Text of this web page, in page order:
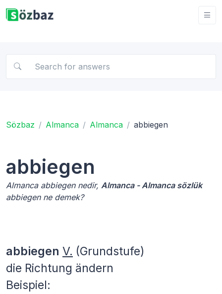
Sözbaz Almanca Almanca abbiegen
abbiegen
Almanca abbiegen nedir, Almanca - Almanca sözlük
abbiegen ne demek?
abbiegen V. (Grundstufe)
die Richtung ändern
Beispiel: